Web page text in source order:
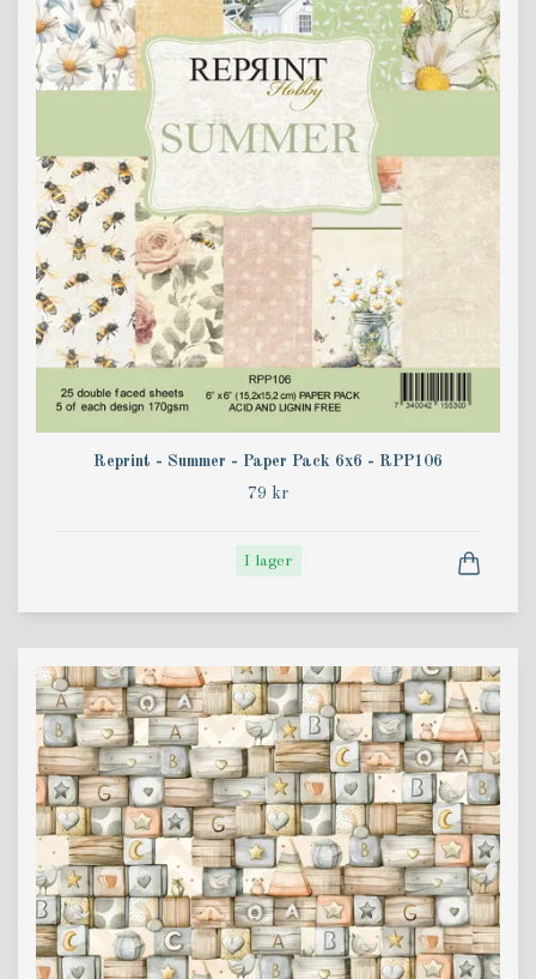
Reprint - Summer - Paper Pack 6x6 - RPP106
79 kr
I lager